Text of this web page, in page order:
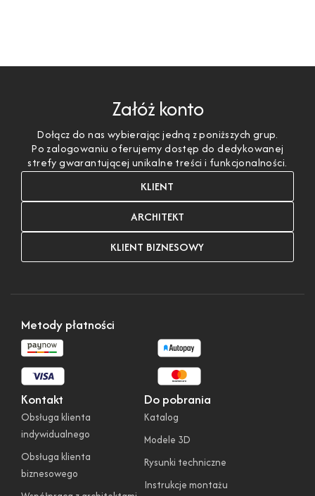
Załóż konto
Dołącz do nas wybierając jedną z poniższych grup.
Po zalogowaniu oferujemy dostęp do dedykowanej
strefy gwarantującej unikalne treści i funkcjonalności.
KLIENT
ARCHITEKT
KLIENT BIZNESOWY
Kontakt
Obsługa klienta
indywidualnego
Obsługa klienta
biznesowego
Do pobrania
Katalog
Modele 3D
Rysunki techniczne
Instrukcje montażu
Metody płatności